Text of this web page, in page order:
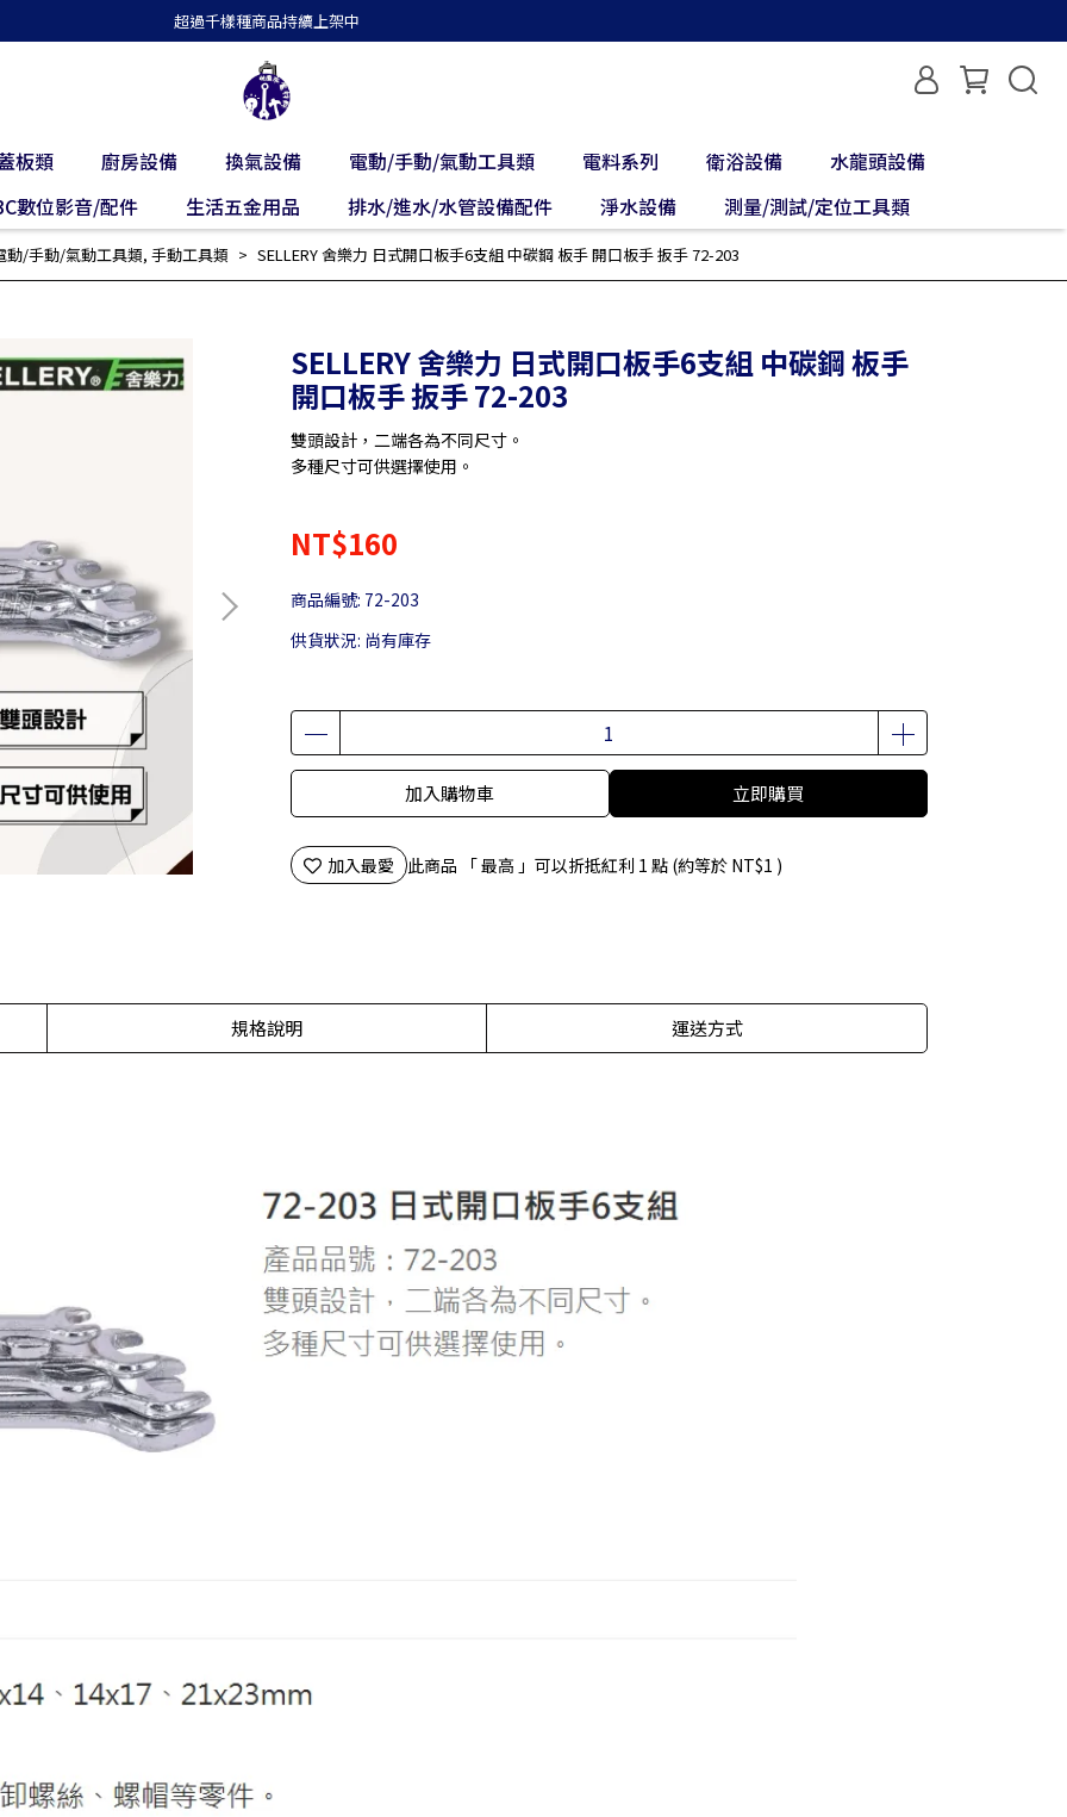
超過千樣種商品持續上架中
板類 廚房設備 換氣設備 電動/手動/氣動工具類 電料系列 衛浴設備
水龍頭設備
數位影音/配件
生活五金用品 排水/進水/水管設備配件 淨水設備 測量/測試/定位工具類
動/手動/氣動工具類, 手動工具類 SELLERY 舍樂力 日式開口板手6支組 中碳鋼 板手 開口板手 扳手 72-203
SELLERY 舍樂力 日式開口板手6支組 中碳鋼 板手
開口板手 扳手 72-203
雙頭設計，二端各為不同尺寸。
多種尺寸可供選擇使用。
NT$160
商品編號: 72-203
供貨狀況: 尚有庫存
加入購物車 立即購買
加入最愛 此商品 「 最高 」可以折抵紅利 1 點 (約等於 NT$1 )
規格說明 運送方式